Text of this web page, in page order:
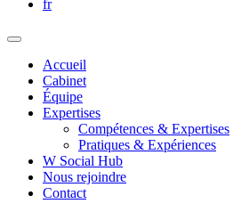
fr
Accueil
Cabinet
Équipe
Expertises
Compétences & Expertises
Pratiques & Expériences
W Social Hub
Nous rejoindre
Contact